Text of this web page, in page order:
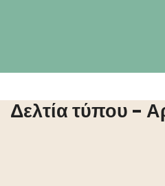
Δελτία τύπου -